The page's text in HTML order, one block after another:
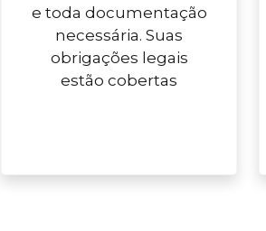
e toda documentação
necessária. Suas
obrigações legais
estão cobertas